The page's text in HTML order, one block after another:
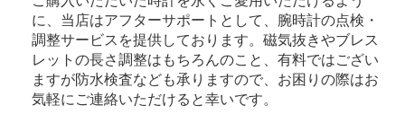
に、当店はアフターサポートとして、腕時計の点検・
調整サービスを提供しております。磁気抜きやブレス
レットの長さ調整はもちろんのこと、有料ではござい
ますが防水検査なども承りますので、お困りの際はお
気軽にご連絡いただけると幸いです。